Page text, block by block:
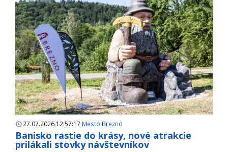
27.07.2026 12:57:17 Mesto Brezno
Banisko rastie do krásy, nové atrakcie
prilákali stovky návštevníkov